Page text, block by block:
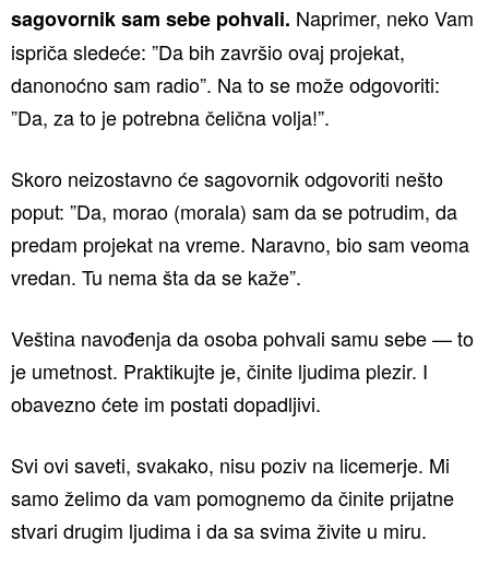
sagovornik sam sebe pohvali. Naprimer, neko Vam
ispriča sledeće: ”Da bih završio ovaj projekat,
danonoćno sam radio”. Na to se može odgovoriti:
”Da, za to je potrebna čelična volja!”.
Skoro neizostavno će sagovornik odgovoriti nešto
poput: ”Da, morao (morala) sam da se potrudim, da
predam projekat na vreme. Naravno, bio sam veoma
vredan. Tu nema šta da se kaže”.
Veština navođenja da osoba pohvali samu sebe — to
je umetnost. Praktikujte je, činite ljudima plezir. I
obavezno ćete im postati dopadljivi.
Svi ovi saveti, svakako, nisu poziv na licemerje. Mi
samo želimo da vam pomognemo da činite prijatne
stvari drugim ljudima i da sa svima živite u miru.